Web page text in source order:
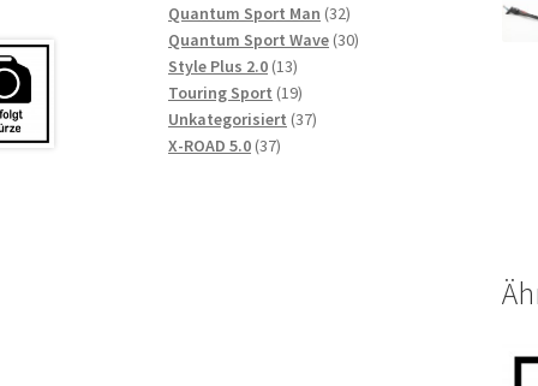
Quantum Sport Man 3232
Produkte
Quantum Sport Wave 3030
Style Plus 2.0 1313
Produkte
Touring Sport 1919
Produkte
Unkategorisiert 3737
X-ROAD 5.0 3737